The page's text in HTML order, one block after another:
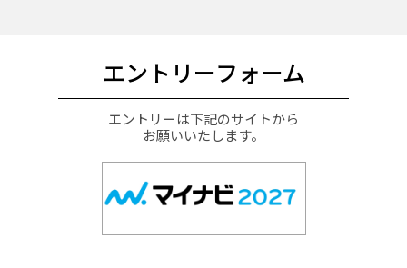
エントリーフォーム
エントリーは下記のサイトから
お願いいたします。